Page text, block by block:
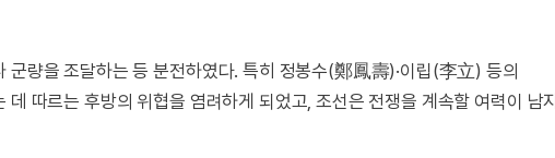
군량을 조달하는 등 분전하였다. 특히 정봉수(鄭鳳壽)·이립(李立) 등의
따르는 후방의 위협을 염려하게 되었고, 조선은 전쟁을 계속할 여력이 남지